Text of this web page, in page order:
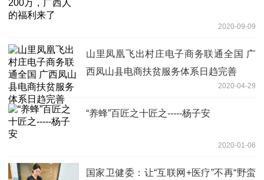
2020-09-09
山里凤凰飞出村庄电子商务联通全国 广
西凤山县电商扶贫服务体系日趋完善
2020-04-29
“养蜂”百匠之十匠之-----杨子安
2020-01-06
国家卫健委：让“互联网+医疗”不再“野蛮